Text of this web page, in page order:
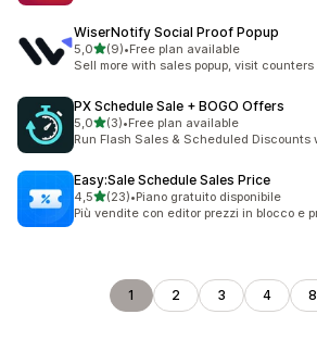
WiserNotify Social Proof Popup
5,0stelle su 5
(9)
9 recensioni totali
•Free plan available
Sell more with sales popup, visit
PX Schedule Sale + BOGO Offers
5,0stelle su 5
(3)
3 recensioni totali
•Free plan available
Run Flash Sales & Scheduled Discounts
Easy:Sale Schedule Sales Price
4,5stelle su 5
(23)
23 recensioni totali
•Piano gratuito disponibile
Più vendite con editor prezzi in blocco e
1 2 3 4 8